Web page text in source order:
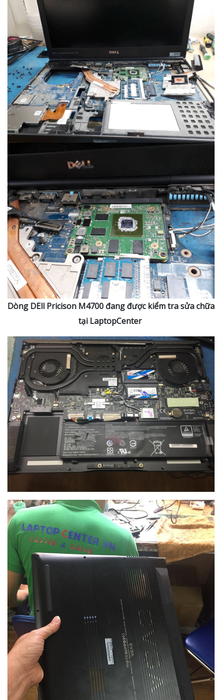
Dòng DEll Pricison M4700 đang được kiểm tra sửa chữa
tại LaptopCenter